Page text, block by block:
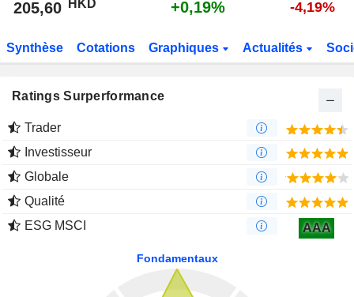
205,60 HKD +0,19% -4,19%
Synthèse Cotations Graphiques Actualités
Ratings Surperformance
Trader
Investisseur
Globale
Qualité
ESG MSCI
AAA